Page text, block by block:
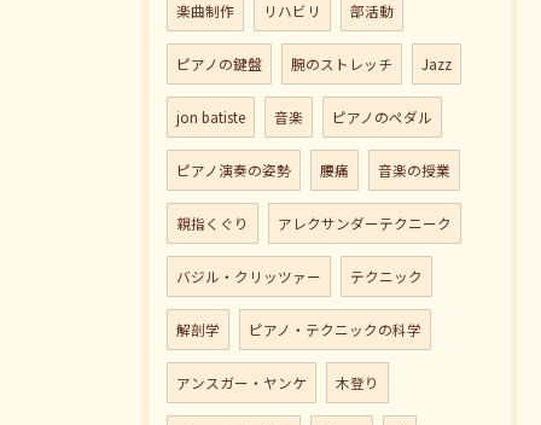
楽曲制作 リハビリ 部活動
ピアノの鍵盤 腕のストレッチ Jazz
jon batiste 音楽 ピアノのペダル
ピアノ演奏の姿勢 腰痛 音楽の授業
親指くぐり アレクサンダーテクニーク
バジル・クリッツァー テクニック
解剖学 ピアノ・テクニックの科学
アンスガー・ヤンケ 木登り